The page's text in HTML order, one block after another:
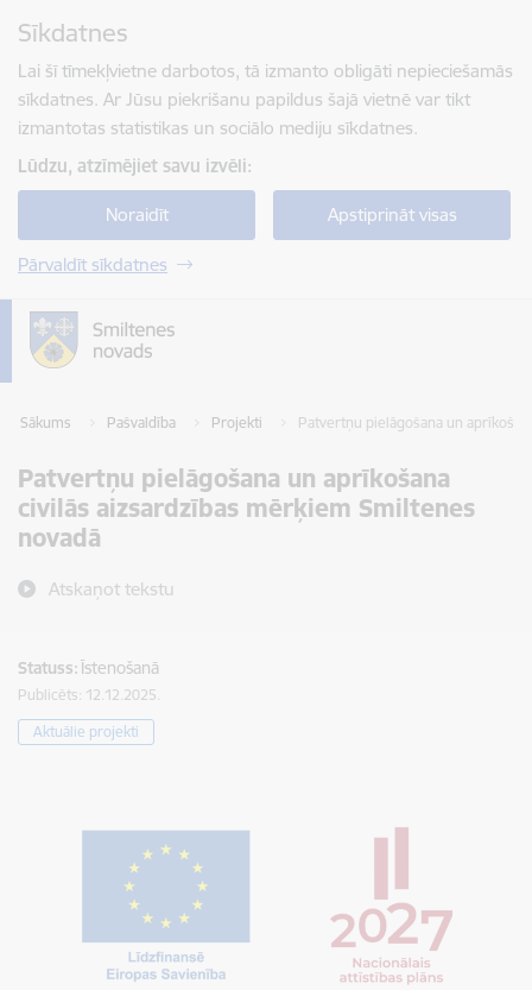
Sīkdatnes
Lai šī tīmekļvietne darbotos, tā izmanto obligāti nepieciešamās
sīkdatnes. Ar Jūsu piekrišanu papildus šajā vietnē var tikt
izmantotas statistikas un sociālo mediju sīkdatnes.
Lūdzu, atzīmējiet savu izvēli:
Noraidīt Apstiprināt visas
Pārvaldīt sīkdatnes
Sākums Pašvaldība Projekti Patvertņu pielāgošana un
Patvertņu pielāgošana un aprīkošana
civilās aizsardzības mērķiem Smiltenes
novadā
Atskaņot tekstu
Statuss:Īstenošanā
Publicēts: 12.12.2025.
Aktuālie projekti